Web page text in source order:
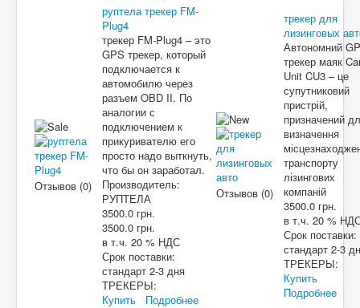
Отзывов (0)
руптела трекер FM-
Plug4
трекер FM-Plug4 – это
GPS трекер, который
подключается к
автомобилю через
разъем OBD II. По
аналогии с
подключением к
прикуривателю его
просто надо выткнуть,
что бы он заработал.
Производитель:
РУПТЕЛА
3500.0 грн.
3500.0 грн.
в т.ч. 20 % НДС
Срок поставки:
стандарт 2-3 дня
ТРЕКЕРЫ:
Купить
Подробнее
Отзывов (0)
трекер для
лизинговых
Автономний
трекер маяк
Unit CU3 – це
супутниковий
пристрій,
призначений
визначення
транспорту
лізингових
компаній
3500.0 грн.
в т.ч. 20 %
Срок поставки:
стандарт 2-3
ТРЕКЕРЫ:
Купить
Подробнее